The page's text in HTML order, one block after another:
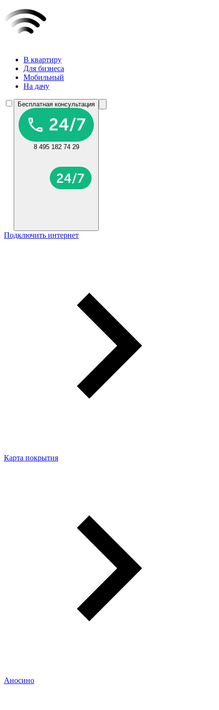
В квартиру
Для бизнеса
Мобильный
На дачу
Бесплатная консультация
8 495 182 74 29
Подключить интернет
Карта покрытия
Аносино